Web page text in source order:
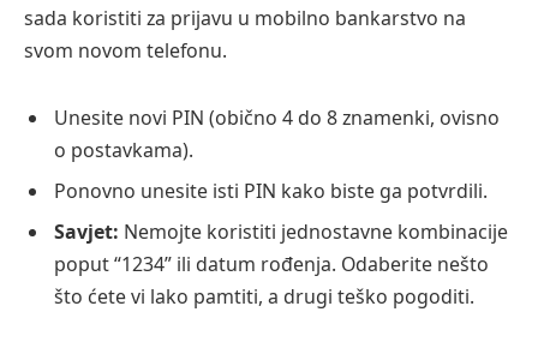
sada koristiti za prijavu u mobilno bankarstvo na
svom novom telefonu.
Unesite novi PIN (obično 4 do 8 znamenki, ovisno
o postavkama).
Ponovno unesite isti PIN kako biste ga potvrdili.
Savjet: Nemojte koristiti jednostavne kombinacije
poput “1234” ili datum rođenja. Odaberite nešto
što ćete vi lako pamtiti, a drugi teško pogoditi.